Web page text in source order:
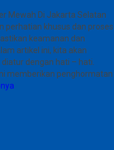
Mewah Di Jakarta Selatan
perhatian khusus dan proses
keamanan dan
artikel ini, kita akan
dengan hati – hati.
memberikan penghormatan